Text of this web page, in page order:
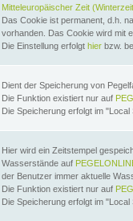
Mitteleuropäischer Zeit
Das Cookie ist permanent, d.h.
vorhanden. Das Cookie wird mit
Die Einstellung erfolgt hier bzw.
Dient der Speicherung von
Die Funktion existiert nur auf
Die Speicherung erfolgt im "Local
Hier wird ein Zeitstempel
Wasserstände auf
der Benutzer immer aktuelle
Die Funktion existiert nur auf
Die Speicherung erfolgt im "Local